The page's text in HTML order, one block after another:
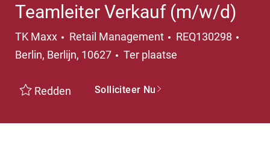
Teamleiter Verkauf (m/w/d)
TK Maxx Categorie
Retail Management REQ130298
Berlin, Berlijn, 10627
Ter plaatse
Redden Solliciteer Nu